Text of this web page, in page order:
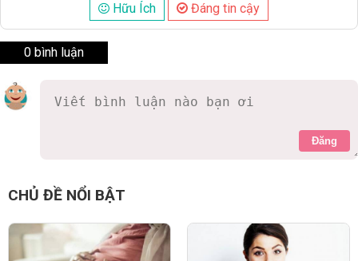
Hữu Ích
Đáng tin cậy
0 bình luận
Đăng
CHỦ ĐỀ NỔI BẬT